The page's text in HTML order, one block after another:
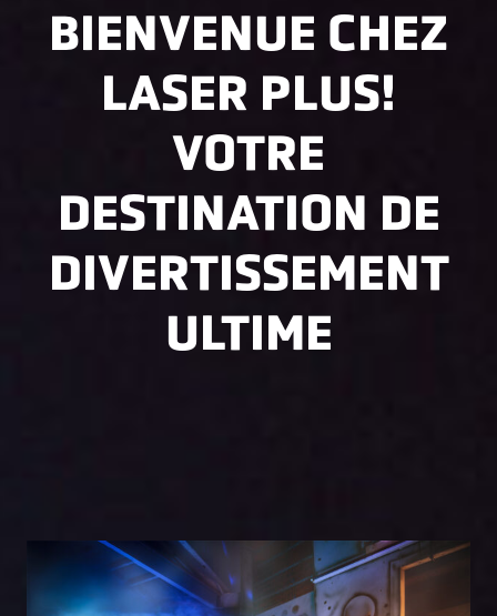
BIENVENUE CHEZ
LASER PLUS!
VOTRE
DESTINATION DE
DIVERTISSEMENT
ULTIME